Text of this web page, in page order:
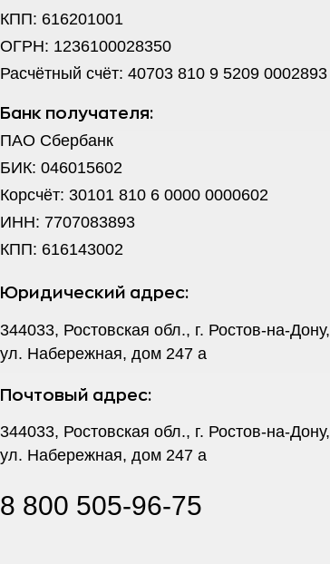
КПП: 616201001
ОГРН: 1236100028350
Расчётный счёт: 40703 810 9 5209 0002893
Банк получателя:
ПАО Сбербанк
БИК: 046015602
Корсчёт: 30101 810 6 0000 0000602
ИНН: 7707083893
КПП: 616143002
Юридический адрес:
344033, Ростовская обл., г. Ростов-на-Дону,
ул. Набережная, дом 247 а
Почтовый адрес:
344033, Ростовская обл., г. Ростов-на-Дону,
ул. Набережная, дом 247 а
8 800 505-96-75